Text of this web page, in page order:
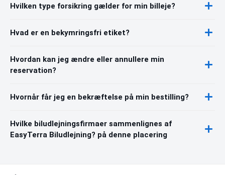
Hvilken type forsikring gælder for min billeje?
Hvad er en bekymringsfri etiket?
Hvordan kan jeg ændre eller annullere min
reservation?
Hvornår får jeg en bekræftelse på min bestilling?
Hvilke biludlejningsfirmaer sammenlignes af
EasyTerra Biludlejning? på denne placering